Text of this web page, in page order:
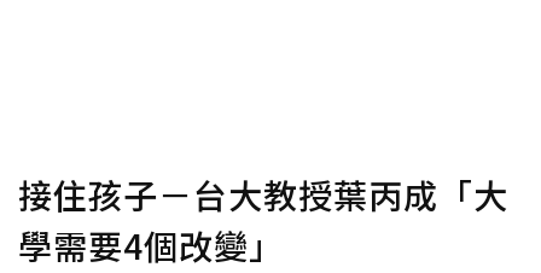
接住孩子－台大教授葉丙成「大
學需要4個改變」